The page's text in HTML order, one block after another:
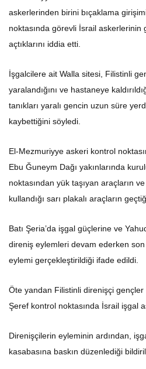
askerlerinden birini bıçaklama
noktasında görevli İsrail askerlerinin
açtıklarını iddia etti.
İşgalcilere ait Walla sitesi, Filistinli
yaralandığını ve hastaneye
tanıkları yaralı gencin uzun süre
kaybettiğini söyledi.
El-Mezmuriyye askeri kontrol
Ebu Ğuneym Dağı yakınlarında
noktasından yük taşıyan araçların
kullandığı sarı plakalı araçların
Batı Şeria’da işgal güçlerine ve
direniş eylemleri devam ederken
eylemi gerçekleştirildiği ifade edildi.
Öte yandan Filistinli direnişçi gençler
Şeref kontrol noktasında İsrail işgal
Direnişçilerin eyleminin ardından,
kasabasına baskın düzenlediği